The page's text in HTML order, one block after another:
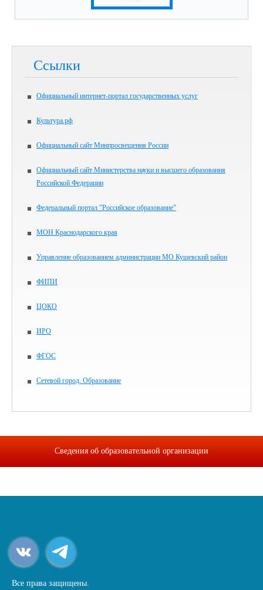
Ссылки
Официальный интернет-портал государственных услуг
Культура.рф
Официальный сайт Минпросвещения России
Официальный сайт Министерства науки и высшего образования
Российской Федерации
Федеральный портал "Российское образование"
МОН Краснодарского края
Управление образованием администрации МО Кущевский район
ФИПИ
ЦОКО
ИРО
ФГОС
Сетевой город. Образование
Сведения об образовательной организации
Все права защищены.